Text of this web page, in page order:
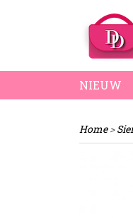
NIEUW
Home>